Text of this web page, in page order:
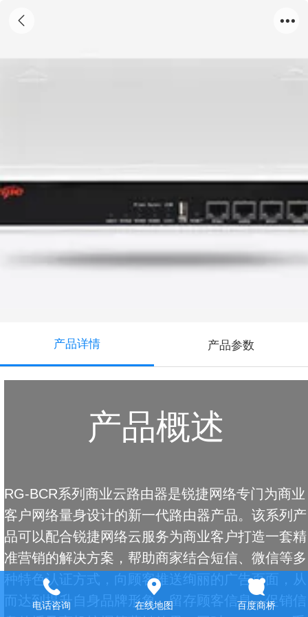
产品详情 产品参数
产品概述
RG-BCR系列商业云路由器是锐捷网络专门为商业
客户网络量身设计的新一代路由器产品。该系列产
品可以配合锐捷网络云服务为商业客户打造一套精
准营销的解决方案，帮助商家结合短信、微信等多
种特色认证方式，向顾客推送绚丽的广告页面，从
而达到提升自身品牌形象、留存顾客信息、促销信
电话咨询 在线地图 百度商桥